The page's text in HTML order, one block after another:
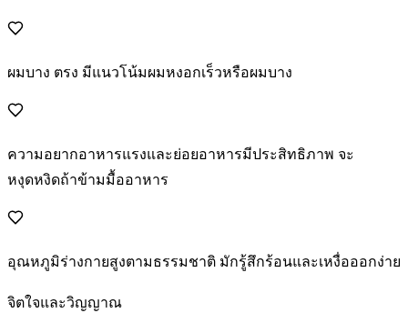
ผมบาง ตรง มีแนวโน้มผมหงอกเร็วหรือผมบาง
ความอยากอาหารแรงและย่อยอาหารมีประสิทธิภาพ จะ
หงุดหงิดถ้าข้ามมื้ออาหาร
อุณหภูมิร่างกายสูงตามธรรมชาติ มักรู้สึกร้อนและเหงื่อออกง่าย
จิตใจและวิญญาณ